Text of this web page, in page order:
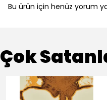
Bu ürün için henüz yorum
Çok